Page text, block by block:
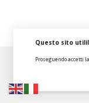
FAQ
Questo sito
Proseguendo accetti